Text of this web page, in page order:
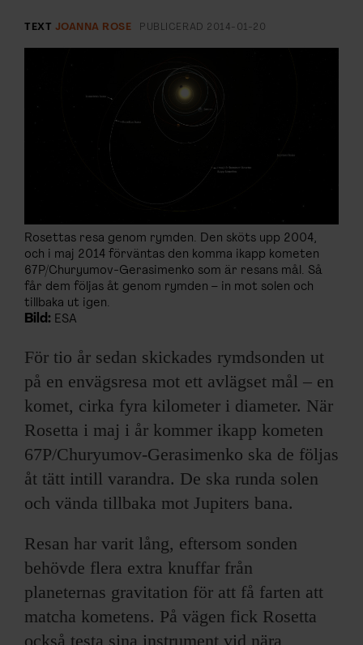
KONTAKTA F&F
ANNONSERA I F&F
TEXT JOANNA ROSE PUBLICERAD 2014-01-20
Rosettas resa genom rymden. Den sköts upp 2004,
och i maj 2014 förväntas den komma ikapp kometen
67P/Churyumov-Gerasimenko som är resans mål. Så
får dem följas åt genom rymden – in mot solen och
tillbaka ut igen.
Bild: ESA
För tio år sedan skickades rymdsonden ut
på en envägsresa mot ett avlägset mål – en
komet, cirka fyra kilometer i diameter. När
Rosetta i maj i år kommer ikapp kometen
67P/Churyumov-Gerasimenko ska de följas
åt tätt intill varandra. De ska runda solen
och vända tillbaka mot Jupiters bana.
Resan har varit lång, eftersom sonden
behövde flera extra knuffar från
planeternas gravitation för att få farten att
matcha kometens. På vägen fick Rosetta
också testa sina instrument vid nära